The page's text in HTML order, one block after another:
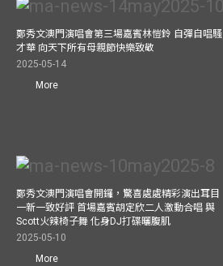
鄭秀文澳門演唱會第三場嘉賓林愷鈴 自彈自唱騷
才華 向天下所有母親節快樂致敬
2025-05-14
More
鄭秀文澳門演唱會開鑼，驚喜處處精彩演出耳目
一新一致好評 首場嘉賓胡定欣二人激動合唱 與
Scott火辣椅子舞 化身DJ打碟曬腹肌
2025-05-10
More